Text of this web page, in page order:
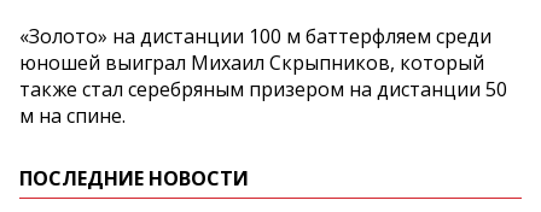
«Золото» на дистанции 100 м баттерфляем среди
юношей выиграл Михаил Скрыпников, который
также стал серебряным призером на дистанции 50
м на спине.
ПОСЛЕДНИЕ НОВОСТИ